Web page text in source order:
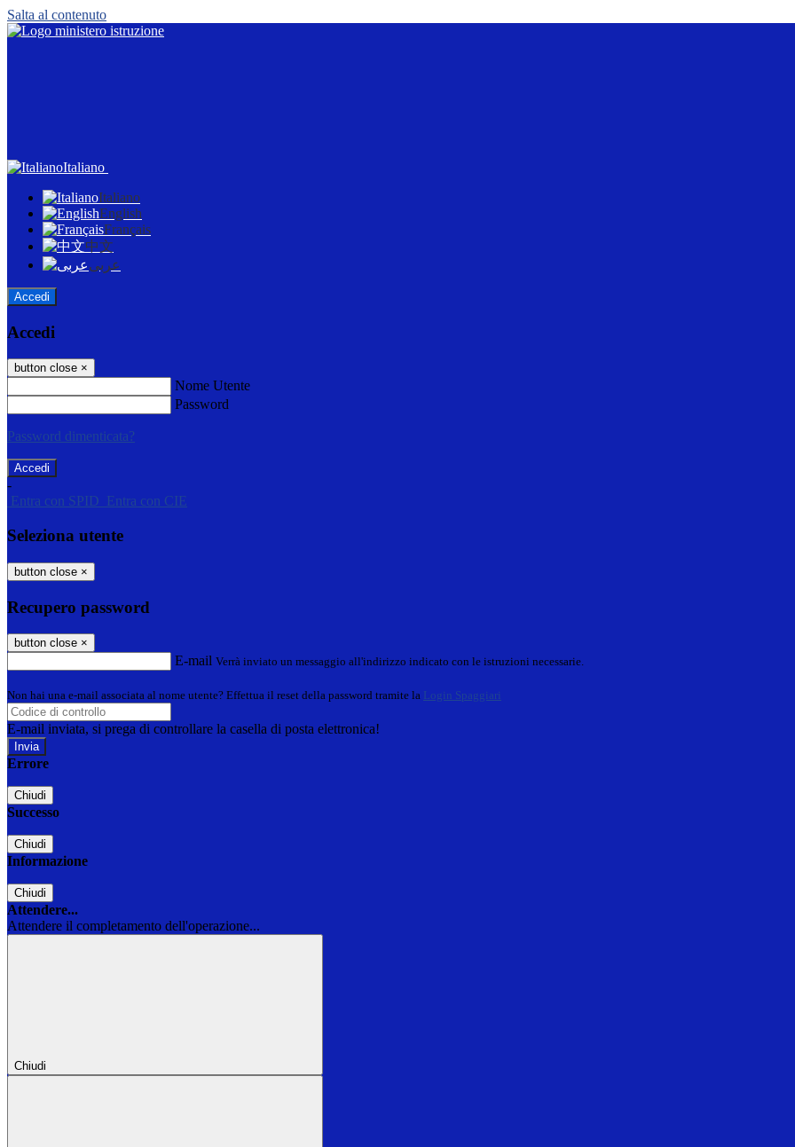
Salta al contenuto
Italiano
Italiano
English
Français
中文
عربى
Accedi
Accedi
button close ×
Nome Utente
Password
Password dimenticata?
-
Entra con SPID
Entra con CIE
Seleziona utente
button close ×
Recupero password
button close ×
E-mail Verrà inviato un messaggio all'indirizzo indicato con le istruzioni necessarie.
Non hai una e-mail associata al nome utente? Effettua il reset della password tramite la Login Spaggiari
E-mail inviata, si prega di controllare la casella di posta elettronica!
Errore
Chiudi
Successo
Chiudi
Informazione
Chiudi
Attendere...
Attendere il completamento dell'operazione...
Chiudi